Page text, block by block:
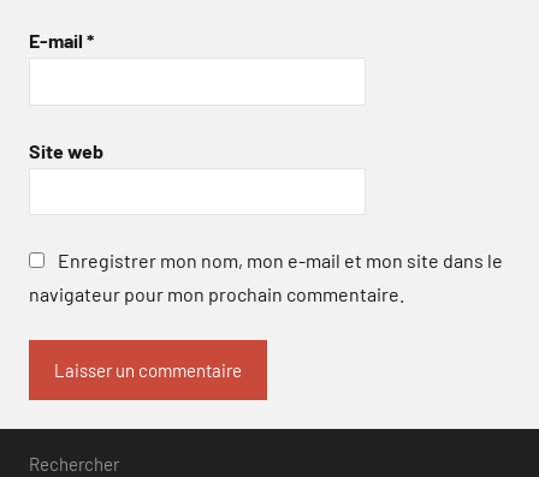
E-mail *
Site web
Enregistrer mon nom, mon e-mail et mon site dans le
navigateur pour mon prochain commentaire.
Rechercher